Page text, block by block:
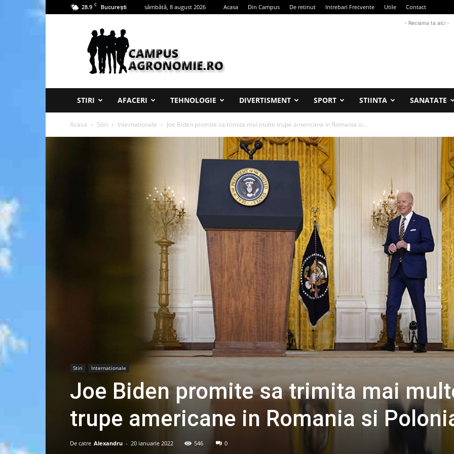
28.9 C București sâmbătă, 8 august 2026 Acasa Din Campus De retinut Intrebari Frecvente Utile Contact
Campus
Agronomie
- Reclama ta aici -
STIRI AFACERI TEHNOLOGIE DIVERTISMENT SPORT STIINTA SANATATE
Acasa Stiri Internationale Joe Biden promite sa trimita mai multe trupe americane in Romania si...
Stiri Internationale
Joe Biden promite sa trimita mai
trupe americane in Romania si
De catre Alexandru - 20 ianuarie 2022 546 0